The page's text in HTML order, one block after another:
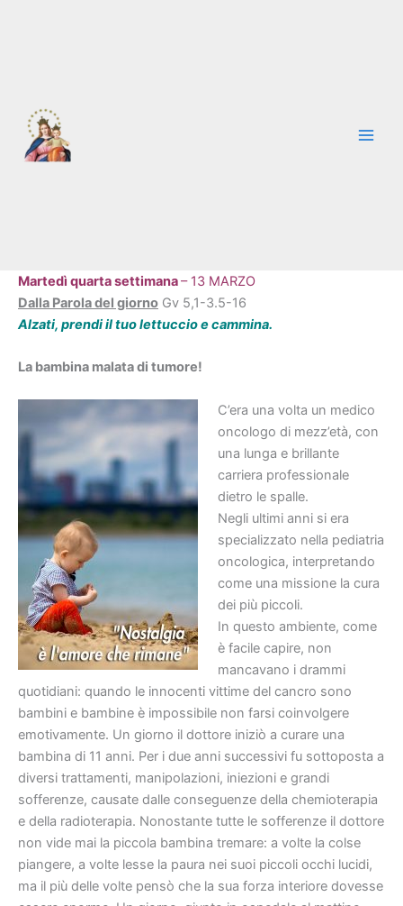
Martedì quarta settimana– 13 MARZO
Dalla Parola del giorno Gv 5,1-3.5-16
Alzati, prendi il tuo lettuccio e cammina.
La bambina malata di tumore!
C’era una volta un medico
oncologo di mezz’età, con
una lunga e brillante
carriera professionale
dietro le spalle.
Negli ultimi anni si era
specializzato nella pediatria
oncologica, interpretando
come una missione la cura
dei più piccoli.
In questo ambiente, come
è facile capire, non
mancavano i drammi
quotidiani: quando le innocenti vittime del cancro sono
bambini e bambine è impossibile non farsi coinvolgere
emotivamente. Un giorno il dottore iniziò a curare una
bambina di 11 anni. Per i due anni successivi fu sottoposta a
diversi trattamenti, manipolazioni, iniezioni e grandi
sofferenze, causate dalle conseguenze della chemioterapia
e della radioterapia. Nonostante tutte le sofferenze il dottore
non vide mai la piccola bambina tremare: a volte la colse
piangere, a volte lesse la paura nei suoi piccoli occhi lucidi,
ma il più delle volte pensò che la sua forza interiore dovesse